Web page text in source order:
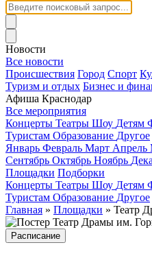
Новости
Все новости
Происшествия Город Спорт
Туризм и отдых Бизнес и
Афиша Краснодар
Все мероприятия
Концерты Театры Шоу Детям
Туристам Образование Другое
Январь Февраль Март Апрель
Сентябрь Октябрь Ноябрь
Площадки Подборки
Концерты Театры Шоу Детям
Туристам Образование Другое
Главная » Площадки » Театр
Расписание